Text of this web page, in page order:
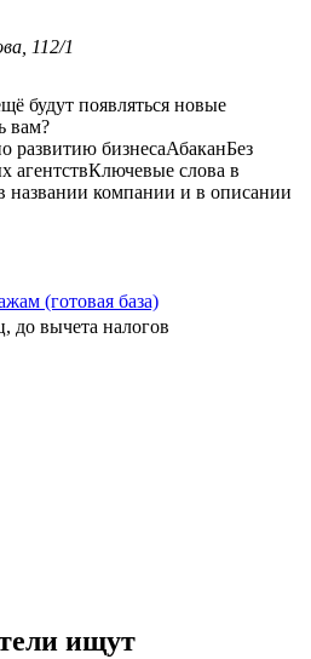
112/1
будут появляться новые
вам?
развитию бизнесаАбаканБез
агентствКлючевые слова в
названии компании и в описании
(готовая база)
до вычета налогов
ищут